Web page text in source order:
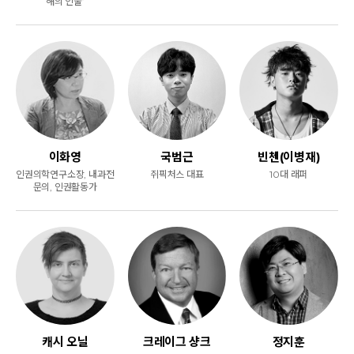
이화영
인권의학연구소장, 내과전
문의, 인권활동가
국범근
쥐픽처스 대표
빈첸(이병재)
10대 래퍼
캐시 오닐 크레이그 샹크 정지훈